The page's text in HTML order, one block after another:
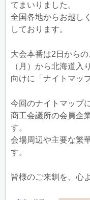
てまいりました。
全国各地からお越し
しております。
大会本番は2日から
（月）から北海道入
向けに「ナイトマッ
今回のナイトマップ
商工会議所の会員企
す。
会場周辺や主要な繁
す。
皆様のご来釧を、心